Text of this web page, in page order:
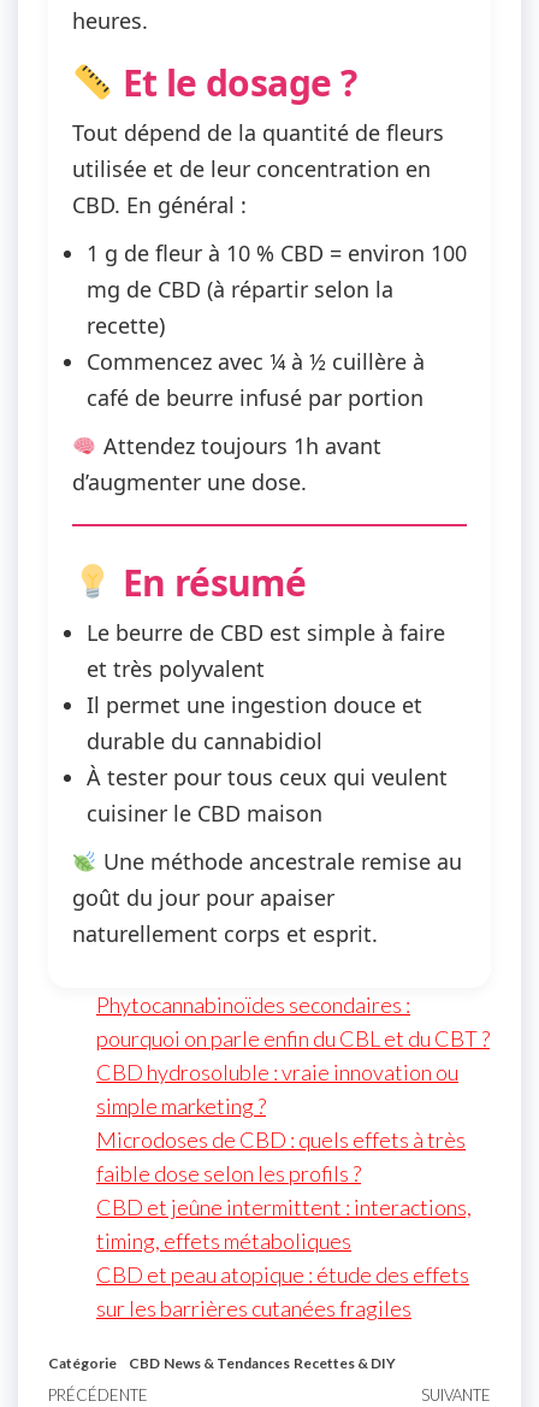
heures.
Et le dosage ?
Tout dépend de la quantité de fleurs
utilisée et de leur concentration en
CBD. En général :
1 g de fleur à 10 % CBD = environ 100
mg de CBD (à répartir selon la
recette)
Commencez avec ¼ à ½ cuillère à
café de beurre infusé par portion
Attendez toujours 1h avant
d’augmenter une dose.
En résumé
Le beurre de CBD est simple à faire
et très polyvalent
Il permet une ingestion douce et
durable du cannabidiol
À tester pour tous ceux qui veulent
cuisiner le CBD maison
Une méthode ancestrale remise au
goût du jour pour apaiser
naturellement corps et esprit.
Phytocannabinoïdes secondaires :
pourquoi on parle enfin du CBL et du CBT ?
CBD hydrosoluble : vraie innovation ou
simple marketing ?
Microdoses de CBD : quels effets à très
faible dose selon les profils ?
CBD et jeûne intermittent : interactions,
timing, effets métaboliques
CBD et peau atopique : étude des effets
sur les barrières cutanées fragiles
Catégorie CBD News & Tendances Recettes & DIY
PRÉCÉDENTE SUIVANTE